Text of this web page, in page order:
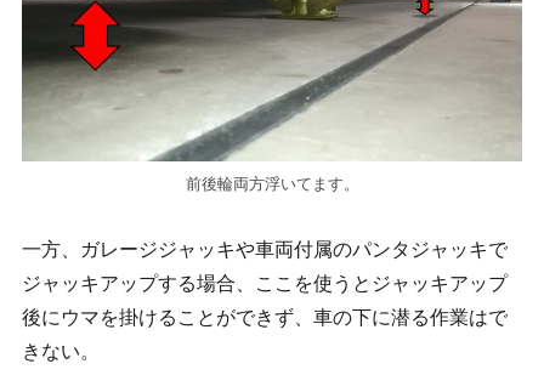
前後輪両方浮いてます。
一方、ガレージジャッキや車両付属のパンタジャッキで
ジャッキアップする場合、ここを使うとジャッキアップ
後にウマを掛けることができず、車の下に潜る作業はで
きない。